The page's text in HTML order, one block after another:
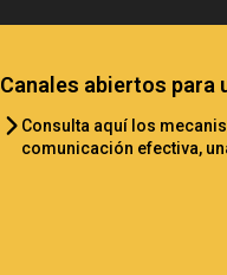
Canales abiertos para
Consulta aquí los
comunicación efectiva,